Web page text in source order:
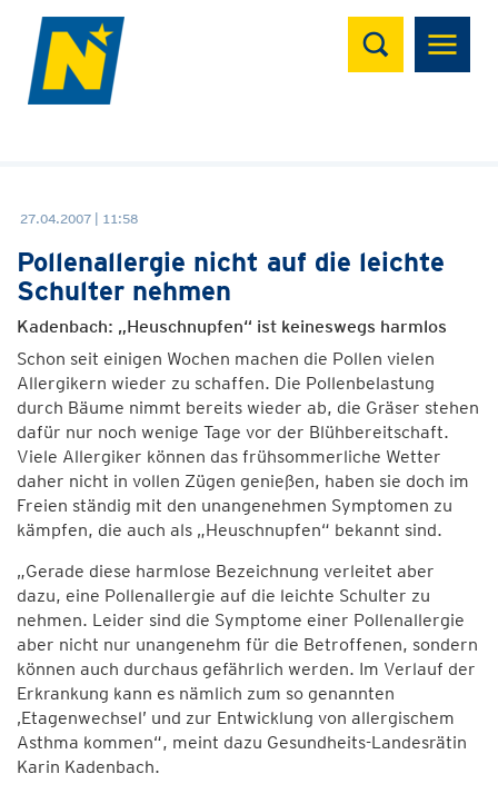
Suchen
27.04.2007 | 11:58
Pollenallergie nicht auf die leichte
Schulter nehmen
Kadenbach: „Heuschnupfen“ ist keineswegs harmlos
Schon seit einigen Wochen machen die Pollen vielen
Allergikern wieder zu schaffen. Die Pollenbelastung
durch Bäume nimmt bereits wieder ab, die Gräser stehen
dafür nur noch wenige Tage vor der Blühbereitschaft.
Viele Allergiker können das frühsommerliche Wetter
daher nicht in vollen Zügen genießen, haben sie doch im
Freien ständig mit den unangenehmen Symptomen zu
kämpfen, die auch als „Heuschnupfen“ bekannt sind.
„Gerade diese harmlose Bezeichnung verleitet aber
dazu, eine Pollenallergie auf die leichte Schulter zu
nehmen. Leider sind die Symptome einer Pollenallergie
aber nicht nur unangenehm für die Betroffenen, sondern
können auch durchaus gefährlich werden. Im Verlauf der
Erkrankung kann es nämlich zum so genannten
‚Etagenwechsel’ und zur Entwicklung von allergischem
Asthma kommen“, meint dazu Gesundheits-Landesrätin
Karin Kadenbach.